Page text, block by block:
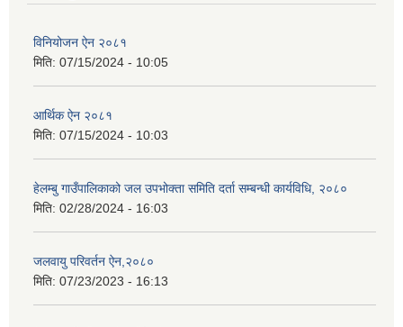
विनियोजन ऐन २०८१
मिति: 07/15/2024 - 10:05
आर्थिक ऐन २०८१
मिति: 07/15/2024 - 10:03
हेलम्बु गाउँपालिकाको जल उपभोक्ता समिति दर्ता सम्बन्धी कार्यविधि, २०८०
मिति: 02/28/2024 - 16:03
जलवायु परिवर्तन ऐन,२०८०
मिति: 07/23/2023 - 16:13